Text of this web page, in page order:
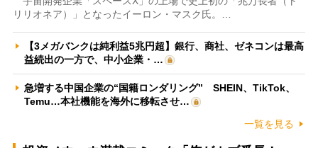
リリオネア）」となったイーロン・マスク氏。…
【3メガバンクは純利益5兆円超】銀行、商社、ゼネコンは最高
益続出の一方で、中小企業・…
急増する中国企業の“国籍ロンダリング” SHEIN、TikTok、
Temu…本社機能を海外に移転させ…
一覧を見る